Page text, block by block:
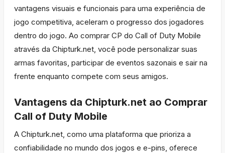
vantagens visuais e funcionais para uma experiência de
jogo competitiva, aceleram o progresso dos jogadores
dentro do jogo. Ao comprar CP do Call of Duty Mobile
através da Chipturk.net, você pode personalizar suas
armas favoritas, participar de eventos sazonais e sair na
frente enquanto compete com seus amigos.
Vantagens da Chipturk.net ao Comprar
Call of Duty Mobile
A Chipturk.net, como uma plataforma que prioriza a
confiabilidade no mundo dos jogos e e-pins, oferece